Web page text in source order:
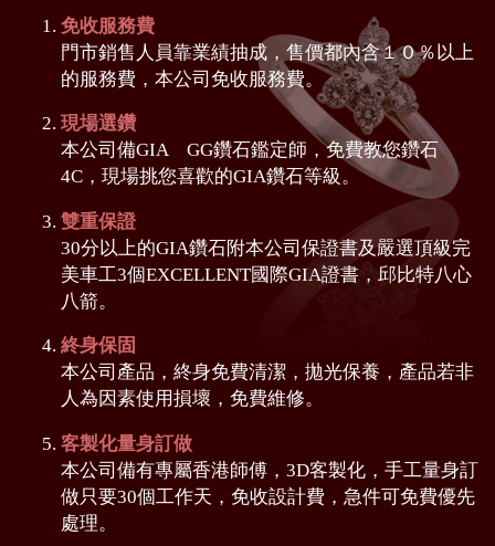
免收服務費
門市銷售人員靠業績抽成，售價都內含１０％以上
的服務費，本公司免收服務費。
現場選鑽
本公司備GIA GG鑽石鑑定師，免費教您鑽石
4C，現場挑您喜歡的GIA鑽石等級。
雙重保證
30分以上的GIA鑽石附本公司保證書及嚴選頂級完
美車工3個EXCELLENT國際GIA證書，邱比特八心
八箭。
終身保固
本公司產品，終身免費清潔，拋光保養，產品若非
人為因素使用損壞，免費維修。
客製化量身訂做
本公司備有專屬香港師傅，3D客製化，手工量身訂
做只要30個工作天，免收設計費，急件可免費優先
處理。